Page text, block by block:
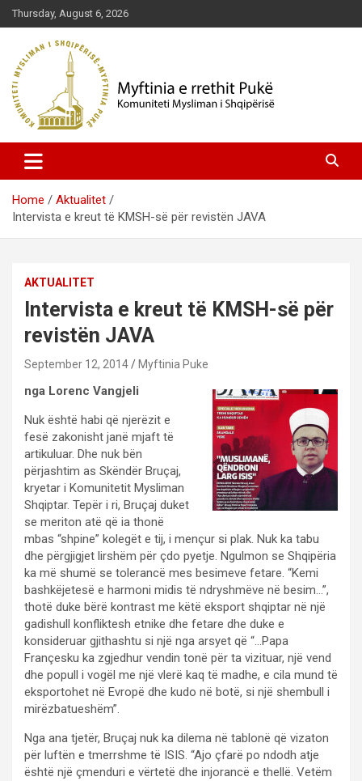
Skip
to
content
Thursday, August 6, 2026
Myftinia Pukë | Faqja Zyrtare
Home
Aktualitet
Intervista e kreut të KMSH-së për revistën JAVA
AKTUALITET
Intervista e kreut të KMSH-së për
revistën JAVA
September 12, 2014 Myftinia Puke
nga Lorenc Vangjeli
Nuk është habi që njerëzit e
fesë zakonisht janë mjaft të
artikuluar. Dhe nuk bën
përjashtim as Skëndër Bruçaj,
kryetar i Komunitetit Mysliman
Shqiptar. Tepër i ri, Bruçaj duket
se meriton atë që ia thonë
mbas “shpine” kolegët e tij, i mençur si plak. Nuk ka tabu
dhe përgjigjet lirshëm për çdo pyetje. Ngulmon se Shqipëria
ka më shumë se tolerancë mes besimeve fetare. “Kemi
bashkëjetesë e harmoni midis të ndryshmëve në besim…”,
thotë duke bërë kontrast me këtë eksport shqiptar në një
gadishull konfliktesh etnike dhe fetare dhe duke e
konsideruar gjithashtu si një nga arsyet që “…Papa
Françesku ka zgjedhur vendin tonë për ta vizituar, një vend
dhe popull i vogël me një vlerë kaq të madhe, e cila mund të
eksportohet në Evropë dhe kudo në botë, si një shembull i
mirëzbatueshëm”.
Nga ana tjetër, Bruçaj nuk ka dilema në tablonë që vizaton
për luftën e tmerrshme të ISIS. “Ajo çfarë po ndodh atje
është një çmenduri e vërtetë dhe injorancë e thellë. Vetëm